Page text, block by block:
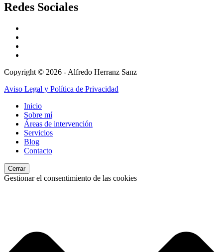
Redes Sociales
Copyright © 2026 - Alfredo Herranz Sanz
Aviso Legal y Política de Privacidad
Inicio
Sobre mí
Áreas de intervención
Servicios
Blog
Contacto
Cerrar
Gestionar el consentimiento de las cookies